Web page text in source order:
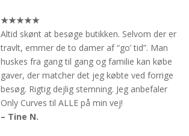
★★★★★
Altid skønt at besøge butikken. Selvom der er
travlt, emmer de to damer af “go’ tid”. Man
huskes fra gang til gang og familie kan købe
gaver, der matcher det jeg købte ved forrige
besøg. Rigtig dejlig stemning. Jeg anbefaler
Only Curves til ALLE på min vej!
– Tine N.